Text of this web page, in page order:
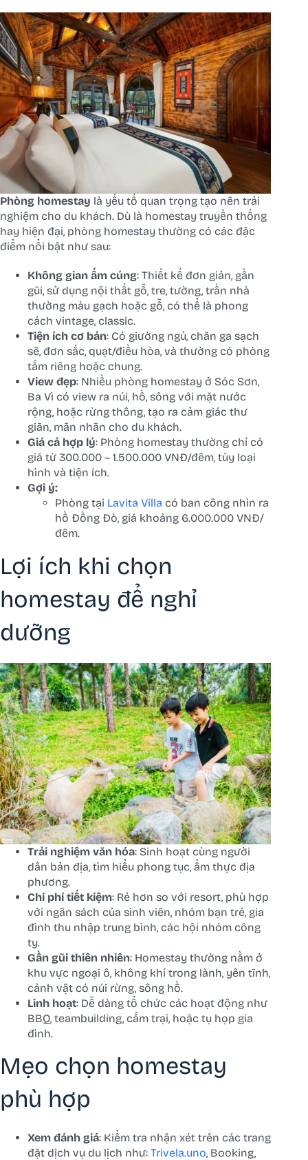
Phòng homestay là yếu tố quan trọng tạo nên trải
nghiệm cho du khách. Dù là homestay truyền thống
hay hiện đại, phòng homestay thường có các đặc
điểm nổi bật như sau:
Không gian ấm cúng: Thiết kế đơn giản, gần
gũi, sử dụng nội thất gỗ, tre, tường, trần nhà
thường màu gạch hoặc gỗ, có thể là phong
cách vintage, classic.
Tiện ích cơ bản: Có giường ngủ, chăn ga sạch
sẽ, đơn sắc, quạt/điều hòa, và thường có phòng
tắm riêng hoặc chung.
View đẹp: Nhiều phòng homestay ở Sóc Sơn,
Ba Vì có view ra núi, hồ, sông với mặt nước
rộng, hoặc rừng thông, tạo ra cảm giác thư
giãn, mãn nhãn cho du khách.
Giá cả hợp lý: Phòng homestay thường chỉ có
giá từ 300.000 – 1.500.000 VNĐ/đêm, tùy loại
hình và tiện ích.
Gợi ý:
Phòng tại Lavita Villa có ban công nhìn ra
hồ Đồng Đò, giá khoảng 6.000.000 VNĐ/
đêm.
Lợi ích khi chọn
homestay để nghỉ
dưỡng
Trải nghiệm văn hóa: Sinh hoạt cùng người
dân bản địa, tìm hiểu phong tục, ẩm thực địa
phương.
Chi phí tiết kiệm: Rẻ hơn so với resort, phù hợp
với ngân sách của sinh viên, nhóm bạn trẻ, gia
đình thu nhập trung bình, các hội nhóm công
ty.
Gần gũi thiên nhiên: Homestay thường nằm ở
khu vực ngoại ô, không khí trong lành, yên tĩnh,
cảnh vật có núi rừng, sông hồ.
Linh hoạt: Dễ dàng tổ chức các hoạt động như
BBQ, teambuilding, cắm trại, hoặc tụ họp gia
đình.
Mẹo chọn homestay
phù hợp
Xem đánh giá: Kiểm tra nhận xét trên các trang
đặt dịch vụ du lịch như: Trivela.uno, Booking,